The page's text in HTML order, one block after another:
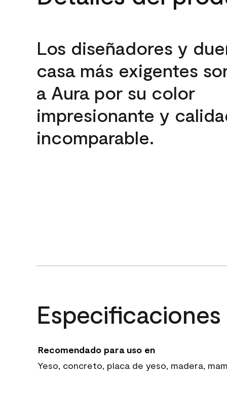
Los diseñadores y
casa más exigentes
a Aura por su color
impresionante y
incomparable.
Especificaciones
Recomendado para uso en
Yeso, concreto, placa de yeso, madera,